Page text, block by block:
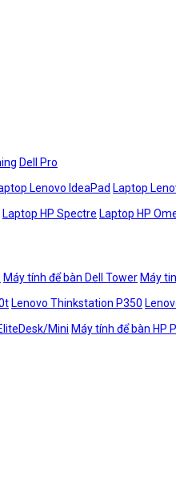
Dell Pro
Lenovo IdeaPad Laptop
Laptop HP Spectre Laptop HP
Máy tính để bàn Dell Tower Máy
Lenovo Thinkstation P350
Mini Máy tính để bàn HP